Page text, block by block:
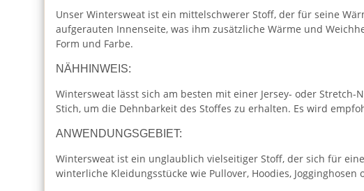
Unser Wintersweat ist ein mittelschwerer Stoff, der für seine
aufgerauten Innenseite, was ihm zusätzliche Wärme und
Form und Farbe.
NÄHHINWEIS:
Wintersweat lässt sich am besten mit einer Jersey- oder
Stich, um die Dehnbarkeit des Stoffes zu erhalten. Es wird
ANWENDUNGSGEBIET:
Wintersweat ist ein unglaublich vielseitiger Stoff, der sich für
winterliche Kleidungsstücke wie Pullover, Hoodies, Jogginghosen